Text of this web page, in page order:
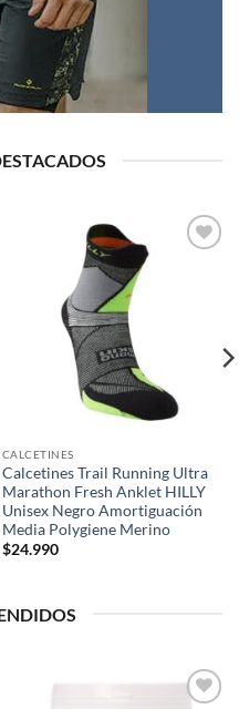
CALCETINES
Calcetines Trail Running Ultra
Marathon Fresh Anklet HILLY
Unisex Negro Amortiguación
Media Polygiene Merino
$24.990